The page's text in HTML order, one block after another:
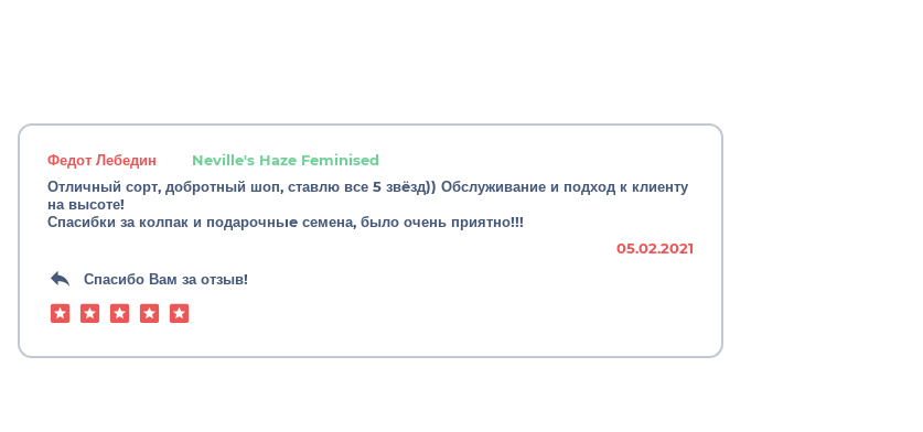
Федот Лебедин
Neville's Haze Feminised
Отличный сорт, добротный шоп, ставлю все 5 звëзд)) Обслуживание и подход к клиенту
на высоте!
Спасибки за колпак и подарочньıe семена, было очень приятно!!!
05.02.2021
Спасибо Вам за отзыв!